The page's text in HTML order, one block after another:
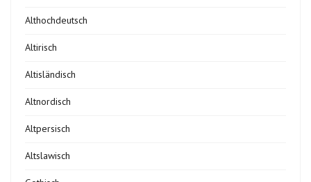
Althochdeutsch
Altirisch
Altisländisch
Altnordisch
Altpersisch
Altslawisch